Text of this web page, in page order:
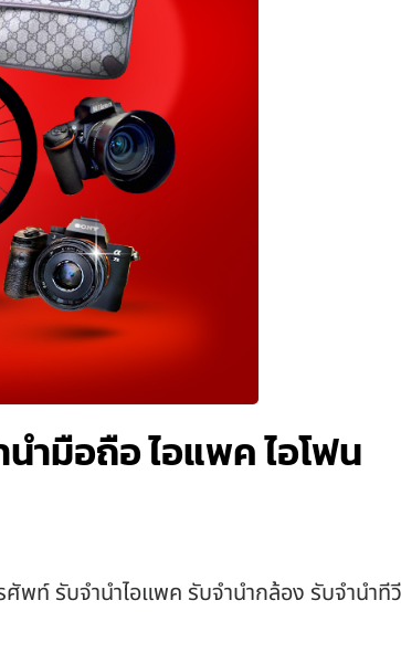
ำมือถือ ไอแพค ไอโฟน
พท์ รับจำนำไอแพค รับจำนำกล้อง รับจำนำที